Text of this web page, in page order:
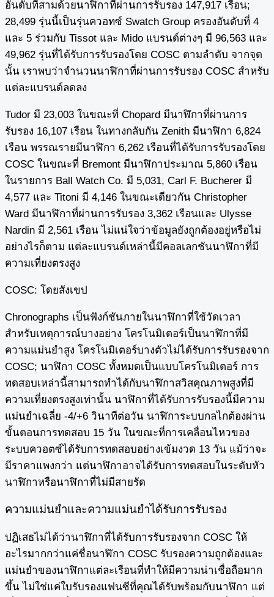
อันดับที่สามด้วยนาฬิกาที่ผ่านการรับรอง 147,917 เรือน;
28,499 รุ่นนี้เป็นรุ่นควอทซ์ Swatch Group ครองอันดับที่ 4
และ 5 ร่วมกับ Tissot และ Mido แบรนด์ต่างๆ มี 96,563 และ
49,962 รุ่นที่ได้รับการรับรองโดย COSC ตามลำดับ จากจุด
นั้น เราพบว่าจำนวนนาฬิกาที่ผ่านการรับรอง COSC สำหรับ
แต่ละแบรนด์ลดลง
Tudor มี 23,003 ในขณะที่ Chopard มีนาฬิกาที่ผ่านการ
รับรอง 16,107 เรือน ในทางกลับกัน Zenith มีนาฬิกา 6,824
เรือน พรรณรายมีนาฬิกา 6,262 เรือนที่ได้รับการรับรองโดย
COSC ในขณะที่ Bremont มีนาฬิกาประมาณ 5,860 เรือน
ในรายการ Ball Watch Co. มี 5,031, Carl F. Bucherer มี
4,577 และ Titoni มี 4,146 ในขณะเดียวกัน Christopher
Ward มีนาฬิกาที่ผ่านการรับรอง 3,362 เรือนและ Ulysse
Nardin มี 2,561 เรือน ไม่แน่ใจว่าข้อมูลยังถูกต้องอยู่หรือไม่
อย่างไรก็ตาม แต่ละแบรนด์เหล่านี้มีคอลเลกชันนาฬิกาที่มี
ความเที่ยงตรงสูง
COSC: โดยสังเขป
Chronographs เป็นฟังก์ชันภายในนาฬิกาที่ใช้วัดเวลา
สำหรับเหตุการณ์บางอย่าง โครโนมิเตอร์เป็นนาฬิกาที่มี
ความแม่นยำสูง โครโนมิเตอร์บางตัวไม่ได้รับการรับรองจาก
COSC; นาฬิกา COSC ทั้งหมดเป็นแบบโครโนมิเตอร์ การ
ทดสอบเหล่านี้สามารถทำได้กับนาฬิกาสวิสคุณภาพสูงที่มี
ความเที่ยงตรงสูงเท่านั้น นาฬิกาที่ได้รับการรับรองนี้มีความ
แม่นยำเฉลี่ย -4/+6 วินาทีต่อวัน นาฬิการะบบกลไกต้องผ่าน
ขั้นตอนการทดสอบ 15 วัน ในขณะที่การเคลื่อนไหวของ
ระบบควอตซ์ได้รับการทดสอบอย่างเข้มงวด 13 วัน แม้ว่าจะ
มีราคาแพงกว่า แต่นาฬิกาอาจได้รับการทดสอบในระดับหัว
นาฬิกาหรือนาฬิกาที่ไม่มีสายรัด
ความแม่นยำและความแม่นยำได้รับการรับรอง
ปฏิเสธไม่ได้ว่านาฬิกาที่ได้รับการรับรองจาก COSC ให้
อะไรมากกว่าแค่ชื่อนาฬิกา COSC รับรองความถูกต้องและ
แม่นยำของนาฬิกาแต่ละเรือนที่ทำให้มีความน่าเชื่อถือมาก
ขึ้น ไม่ใช่แค่ใบรับรองแฟนซีที่คุณได้รับพร้อมกับนาฬิกา แต่